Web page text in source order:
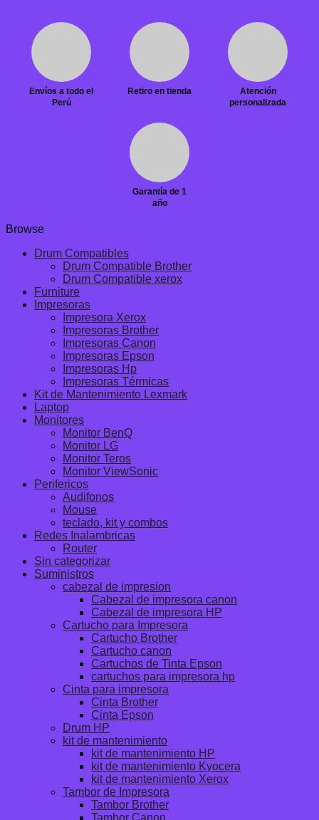
Envíos a todo el
Perú
Retiro en tienda
Atención
personalizada
Garantía de 1
año
Browse
Drum Compatibles
Drum Compatible Brother
Drum Compatible xerox
Furniture
Impresoras
Impresora Xerox
Impresoras Brother
Impresoras Canon
Impresoras Epson
Impresoras Hp
Impresoras Térmicas
Kit de Mantenimiento Lexmark
Laptop
Monitores
Monitor BenQ
Monitor LG
Monitor Teros
Monitor ViewSonic
Perifericos
Audifonos
Mouse
teclado, kit y combos
Redes Inalambricas
Router
Sin categorizar
Suministros
cabezal de impresion
Cabezal de impresora canon
Cabezal de impresora HP
Cartucho para Impresora
Cartucho Brother
Cartucho canon
Cartuchos de Tinta Epson
cartuchos para impresora hp
Cinta para impresora
Cinta Brother
Cinta Epson
Drum HP
kit de mantenimiento
kit de mantenimiento HP
kit de mantenimiento Kyocera
kit de mantenimiento Xerox
Tambor de Impresora
Tambor Brother
Tambor Canon